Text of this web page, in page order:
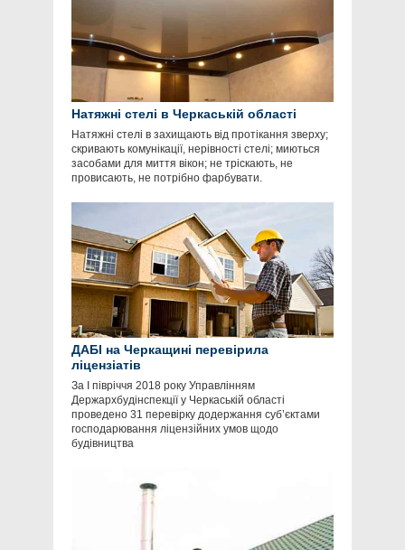
Натяжні стелі в Черкаській області
Натяжні стелі в захищають від протікання зверху;
скривають комунікації, нерівності стелі; миються
засобами для миття вікон; не тріскають, не
провисають, не потрібно фарбувати.
ДАБІ на Черкащині перевірила
ліцензіатів
За І півріччя 2018 року Управлінням
Держархбудінспекції у Черкаській області
проведено 31 перевірку додержання суб’єктами
господарювання ліцензійних умов щодо
будівництва